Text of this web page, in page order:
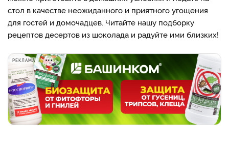
стол в качестве неожиданного и приятного угощения
для гостей и домочадцев. Читайте нашу подборку
рецептов десертов из шоколада и радуйте ими близких!
РЕКЛАМА